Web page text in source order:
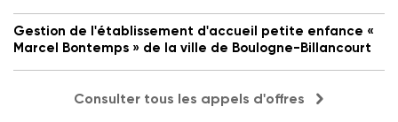
Gestion de l'établissement d'accueil petite enfance «
Marcel Bontemps » de la ville de Boulogne-Billancourt
Consulter tous les appels d'offres